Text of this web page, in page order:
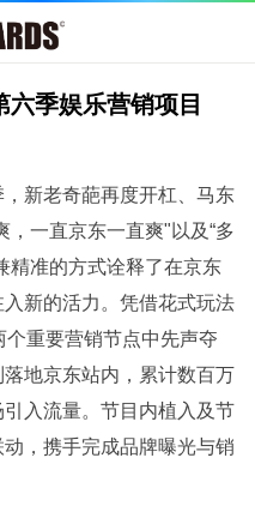
季娱乐营销项目
新老奇葩再度开杠、马东
，一直京东一直爽"以及“多
精准的方式诠释了在京东
新的活力。凭借花式玩法
重要营销节点中先声夺
地京东站内，累计数百万
入流量。节目内植入及节
，携手完成品牌曝光与销